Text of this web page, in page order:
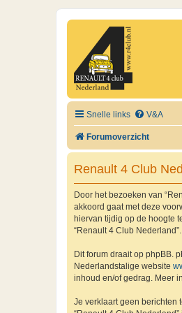
Snelle links V&A
Forumoverzicht
Renault 4 Club
Door het bezoeken van
akkoord gaat met deze
hiervan tijdig op de hoogte
“Renault 4 Club
Dit forum draait op phpBB.
Nederlandstalige website
inhoud en/of gedrag. Meer
Je verklaart geen berichten